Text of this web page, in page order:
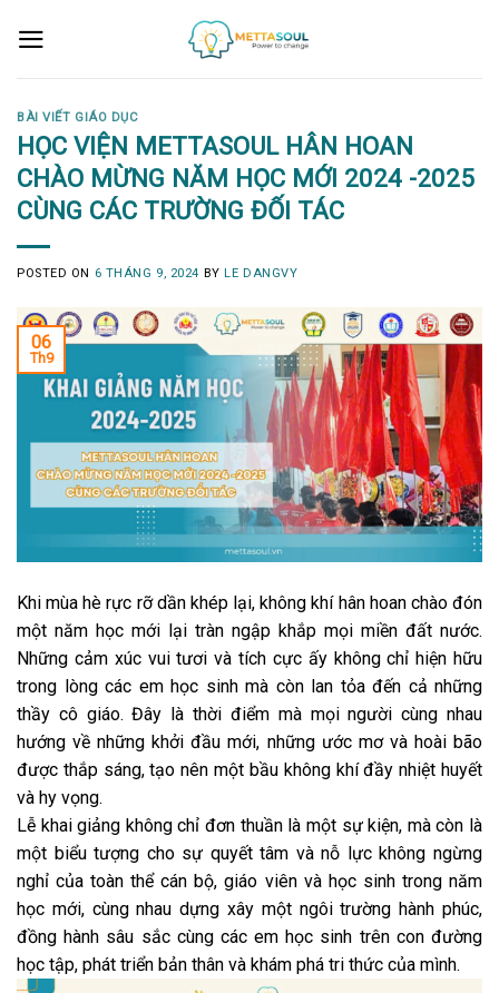
BÀI VIẾT GIÁO DỤC
HỌC VIỆN METTASOUL HÂN HOAN
CHÀO MỪNG NĂM HỌC MỚI 2024 -2025
CÙNG CÁC TRƯỜNG ĐỐI TÁC
POSTED ON 6 THÁNG 9, 2024 BY LE DANGVY
06
Th9
Khi mùa hè rực rỡ dần khép lại, không khí hân hoan chào đón
một năm học mới lại tràn ngập khắp mọi miền đất nước.
Những cảm xúc vui tươi và tích cực ấy không chỉ hiện hữu
trong lòng các em học sinh mà còn lan tỏa đến cả những
thầy cô giáo. Đây là thời điểm mà mọi người cùng nhau
hướng về những khởi đầu mới, những ước mơ và hoài bão
được thắp sáng, tạo nên một bầu không khí đầy nhiệt huyết
và hy vọng.
Lễ khai giảng không chỉ đơn thuần là một sự kiện, mà còn là
một biểu tượng cho sự quyết tâm và nỗ lực không ngừng
nghỉ của toàn thể cán bộ, giáo viên và học sinh trong năm
học mới, cùng nhau dựng xây một ngôi trường hành phúc,
đồng hành sâu sắc cùng các em học sinh trên con đường
học tập, phát triển bản thân và khám phá tri thức của mình.